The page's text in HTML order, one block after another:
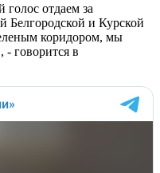
отдаем за
Белгородской и Курской
коридором, мы
- говорится в